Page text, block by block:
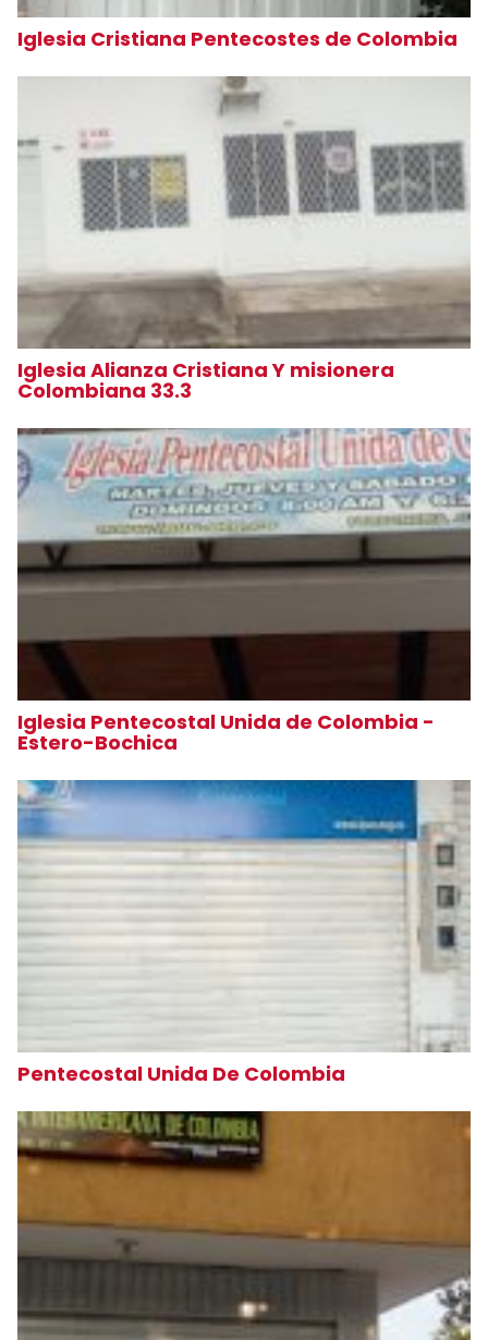
Iglesia Cristiana Pentecostes de Colombia
Iglesia Alianza Cristiana Y misionera
Colombiana 33.3
Iglesia Pentecostal Unida de Colombia -
Estero-Bochica
Pentecostal Unida De Colombia